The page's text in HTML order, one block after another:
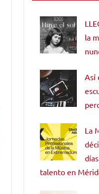
la
Así
La
talento en